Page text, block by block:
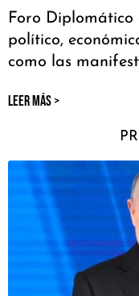
Foro Diplomático
político,
como las
LEER MÁS >